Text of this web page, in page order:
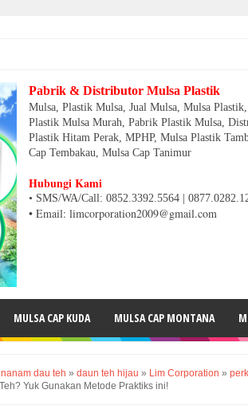
Pabrik & Distributor Mulsa Plastik
Mulsa, Plastik Mulsa, Jual Mulsa, Mulsa
Plastik Mulsa Murah, Pabrik Plastik Mulsa,
Plastik Hitam Perak, MPHP, Mulsa Plastik
Cap Tembakau, Mulsa Cap Tanimur
Hubungi Kami
• SMS/WA/Call: 0852.3392.5564 |
• Email: limcorporation2009@gmail.com
MULSA CAP KUDA MULSA CAP MONTANA
dau teh » daun teh hijau » Lim Corporation »
Yuk Gunakan Metode Praktiks ini!